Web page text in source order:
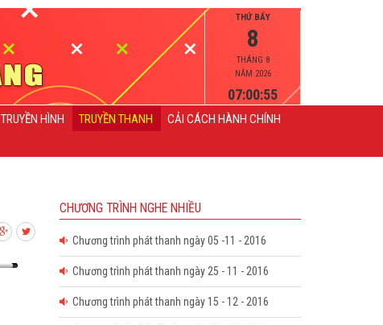
THỨ BẨY
8
THÁNG 8
NĂM 2026
07:00:55
TRUYỀN HÌNH TRUYỀN THANH
CẢI CÁCH HÀNH CHÍNH
CHƯƠNG TRÌNH NGHE NHIỀU
Chương trình phát thanh ngày 05 -11 - 2016
Chương trình phát thanh ngày 25 - 11 - 2016
Chương trình phát thanh ngày 15 - 12 - 2016